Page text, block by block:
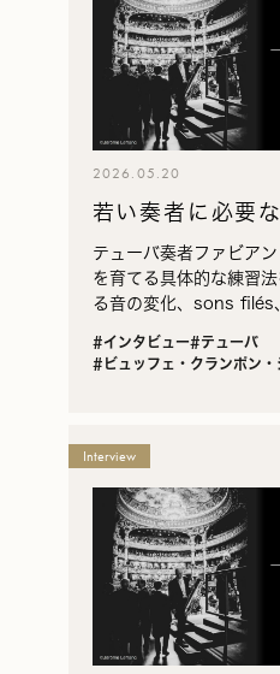
2026.05.20
若い奏者に必要
た身体と自分の耳
テューバ奏者ファビア
を育てる具体的な練習
る音の変化、sons filés
#インタビュー#テューバ
#ビュッフェ・クランポン・
Interview